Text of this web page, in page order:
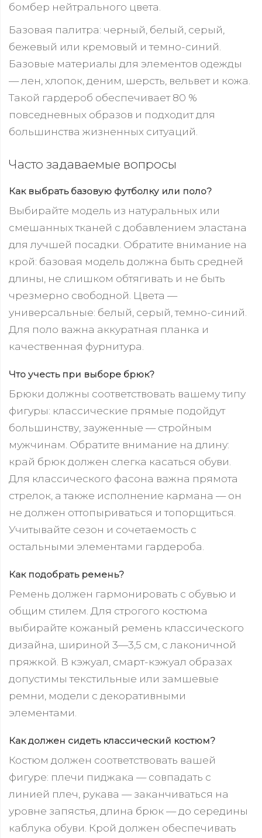
бомбер нейтрального цвета.
Базовая палитра: черный, белый, серый,
бежевый или кремовый и темно-синий.
Базовые материалы для элементов одежды
— лен, хлопок, деним, шерсть, вельвет и кожа.
Такой гардероб обеспечивает 80 %
повседневных образов и подходит для
большинства жизненных ситуаций.
Часто задаваемые вопросы
Как выбрать базовую футболку или поло?
Выбирайте модель из натуральных или
смешанных тканей с добавлением эластана
для лучшей посадки. Обратите внимание на
крой: базовая модель должна быть средней
длины, не слишком обтягивать и не быть
чрезмерно свободной. Цвета —
универсальные: белый, серый, темно-синий.
Для поло важна аккуратная планка и
качественная фурнитура.
Что учесть при выборе брюк?
Брюки должны соответствовать вашему типу
фигуры: классические прямые подойдут
большинству, зауженные — стройным
мужчинам. Обратите внимание на длину:
край брюк должен слегка касаться обуви.
Для классического фасона важна прямота
стрелок, а также исполнение кармана — он
не должен оттопыриваться и топорщиться.
Учитывайте сезон и сочетаемость с
остальными элементами гардероба.
Как подобрать ремень?
Ремень должен гармонировать с обувью и
общим стилем. Для строгого костюма
выбирайте кожаный ремень классического
дизайна, шириной 3—3,5 см, с лаконичной
пряжкой. В кэжуал, смарт-кэжуал образах
допустимы текстильные или замшевые
ремни, модели с декоративными
элементами.
Как должен сидеть классический костюм?
Костюм должен соответствовать вашей
фигуре: плечи пиджака — совпадать с
линией плеч, рукава — заканчиваться на
уровне запястья, длина брюк — до середины
каблука обуви. Крой должен обеспечивать